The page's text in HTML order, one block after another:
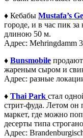
♦ Кебабы Mustafa’s
городе, и в час пик
длиною 50 м.
Адрес: Mehringdamm
♦ Bunsmobile
жареным сыром и
Адрес: разные
♦ Thai Park стал
стрит-фуда. Летом он
маркет, где можно
десерты типа
Адрес: